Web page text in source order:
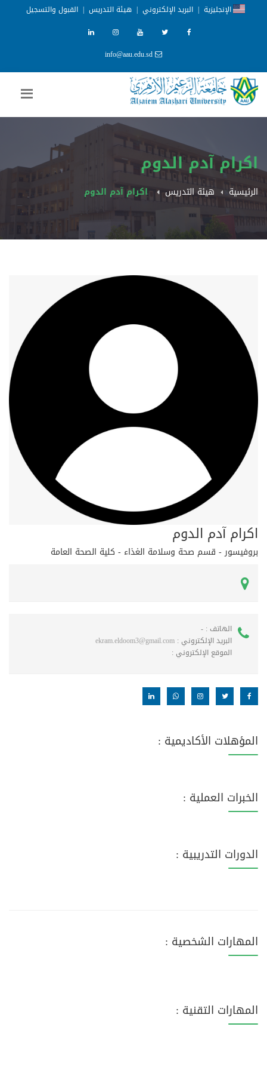
الإنجليزية | البريد الإلكتروني | هيئة التدريس | القبول والتسجيل
اكرام آدم الدوم
الرئيسية هيئة التدريس اكرام آدم الدوم
اكرام آدم الدوم
بروفيسور - قسم صحة وسلامة الغذاء - كلية الصحة العامة
الهاتف : -
البريد الإلكتروني : ekram.eldoom3@gmail.com
الموقع الإلكتروني :
المؤهلات الأكاديمية :
الخبرات العملية :
الدورات التدريبية :
المهارات الشخصية :
المهارات التقنية :